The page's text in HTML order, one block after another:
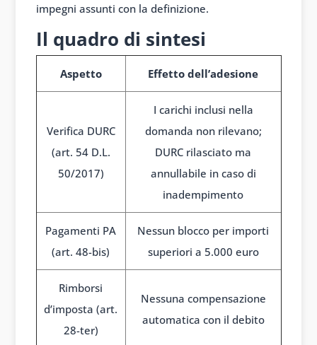
impegni assunti con la definizione.
Il quadro di sintesi
Aspetto Effetto dell’adesione
Verifica DURC
(art. 54 D.L.
50/2017)
I carichi inclusi nella
domanda non rilevano;
DURC rilasciato ma
annullabile in caso di
inadempimento
Pagamenti PA
(art. 48-bis)
Nessun blocco per importi
superiori a 5.000 euro
Rimborsi
d’imposta (art.
28-ter)
Nessuna compensazione
automatica con il debito